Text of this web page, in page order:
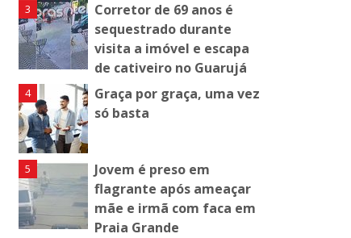
Corretor de 69 anos é
sequestrado durante
visita a imóvel e escapa
de cativeiro no Guarujá
Graça por graça, uma vez
só basta
Jovem é preso em
flagrante após ameaçar
mãe e irmã com faca em
Praia Grande